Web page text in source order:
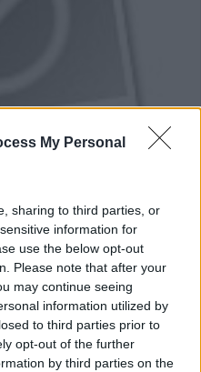
My Personal
sharing to third parties, or
information for
use the below opt-out
Please note that after your
may continue seeing
information utilized by
to third parties prior to
opt-out of the further
by third parties on the
1
parcheggio per camper